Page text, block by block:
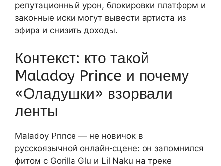
репутационный урон, блокировки платформ и
законные иски могут вывести артиста из
эфира и снизить доходы.
Контекст: кто такой
Maladoy Prince и почему
«Оладушки» взорвали
ленты
Maladoy Prince — не новичок в
русскоязычной онлайн‑сцене: он запомнился
фитом с Gorilla Glu и Lil Naku на треке